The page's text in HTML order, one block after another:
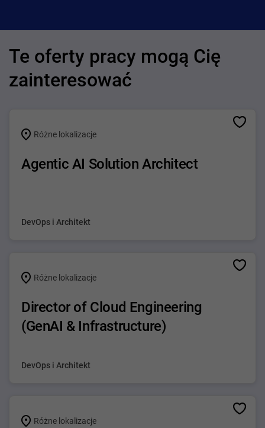
Te oferty pracy mogą Cię
zainteresować
Różne lokalizacje
Agentic AI Solution Architect
DevOps i Architekt
Różne lokalizacje
Director of Cloud Engineering
(GenAI & Infrastructure)
DevOps i Architekt
Różne lokalizacje